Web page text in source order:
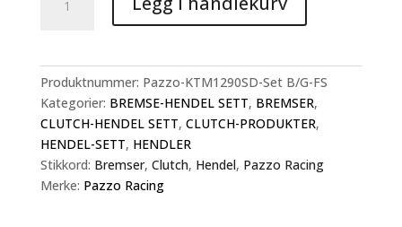
SuperDuke
Produktnummer: Pazzo-KTM1290SD-Set B/G-FS
Kategorier: BREMSE-HENDEL SETT, BREMSER,
CLUTCH-HENDEL SETT, CLUTCH-PRODUKTER,
HENDEL-SETT, HENDLER
Stikkord: Bremser, Clutch, Hendel, Pazzo Racing
Merke: Pazzo Racing